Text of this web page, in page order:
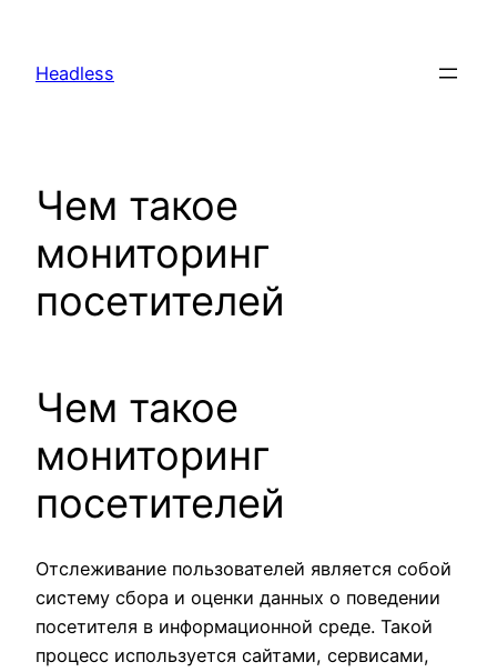
content
Headless
Чем такое
мониторинг
посетителей
Чем такое
мониторинг
посетителей
Отслеживание пользователей является собой
систему сбора и оценки данных о поведении
посетителя в информационной среде. Такой
процесс используется сайтами, сервисами,